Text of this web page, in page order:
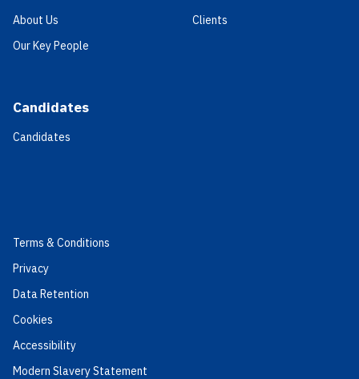
About Us
Our Key People
Candidates
Candidates
Clients
Terms & Conditions
Privacy
Data Retention
Cookies
Accessibility
Modern Slavery Statement